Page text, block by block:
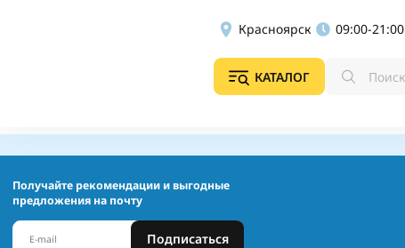
Красноярск 09:00-21:00
КАТАЛОГ
Получайте рекомендации и выгодные
предложения на почту
Подписаться